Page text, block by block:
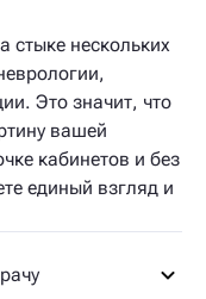
стыке нескольких
Это значит, что
вашей
кабинетов и без
единый взгляд и